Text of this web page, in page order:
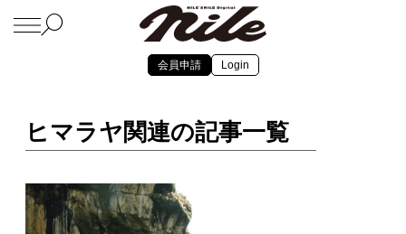
会員申請 Login
ヒマラヤ関連の記事一覧